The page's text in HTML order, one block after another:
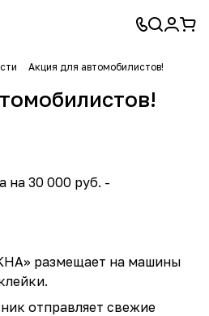
Акция для автомобилистов!
на 30 000 руб. -
размещает на машины
отправляет свежие